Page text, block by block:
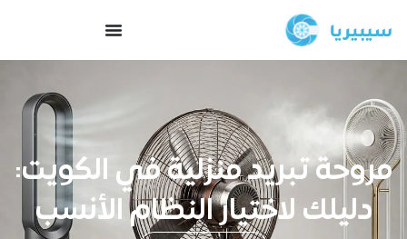
مروحة تبريد منزلية في الكويت:
دليلك لاختيار النظام الأنسب